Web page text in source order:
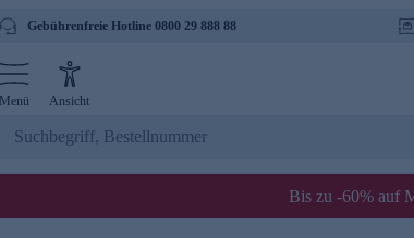
Gebührenfreie Hotline 0800 29 888 88
Menü Ansicht
Bis zu -60% auf